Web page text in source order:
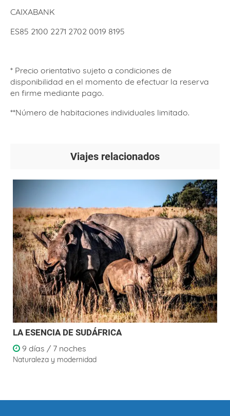
CAIXABANK
ES85 2100 2271 2702 0019 8195
* Precio orientativo sujeto a condiciones de
disponibilidad en el momento de efectuar la reserva
en firme mediante pago.
**Número de habitaciones individuales limitado.
Viajes relacionados
LA ESENCIA DE SUDÁFRICA
9 días / 7 noches
Naturaleza y modernidad